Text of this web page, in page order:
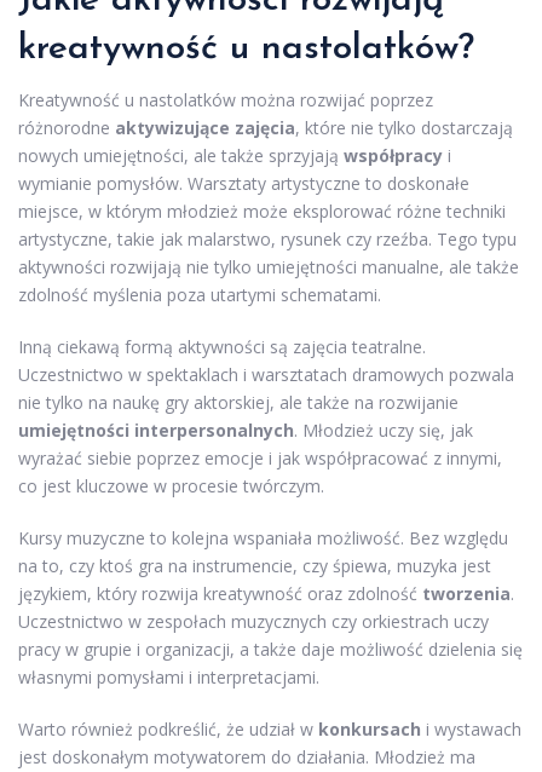
kreatywność u nastolatków?
Kreatywność u nastolatków można rozwijać poprzez
różnorodne aktywizujące zajęcia, które nie tylko dostarczają
nowych umiejętności, ale także sprzyjają współpracy i
wymianie pomysłów. Warsztaty artystyczne to doskonałe
miejsce, w którym młodzież może eksplorować różne techniki
artystyczne, takie jak malarstwo, rysunek czy rzeźba. Tego typu
aktywności rozwijają nie tylko umiejętności manualne, ale także
zdolność myślenia poza utartymi schematami.
Inną ciekawą formą aktywności są zajęcia teatralne.
Uczestnictwo w spektaklach i warsztatach dramowych pozwala
nie tylko na naukę gry aktorskiej, ale także na rozwijanie
umiejętności interpersonalnych. Młodzież uczy się, jak
wyrażać siebie poprzez emocje i jak współpracować z innymi,
co jest kluczowe w procesie twórczym.
Kursy muzyczne to kolejna wspaniała możliwość. Bez względu
na to, czy ktoś gra na instrumencie, czy śpiewa, muzyka jest
językiem, który rozwija kreatywność oraz zdolność tworzenia.
Uczestnictwo w zespołach muzycznych czy orkiestrach uczy
pracy w grupie i organizacji, a także daje możliwość dzielenia się
własnymi pomysłami i interpretacjami.
Warto również podkreślić, że udział w konkursach i wystawach
jest doskonałym motywatorem do działania. Młodzież ma